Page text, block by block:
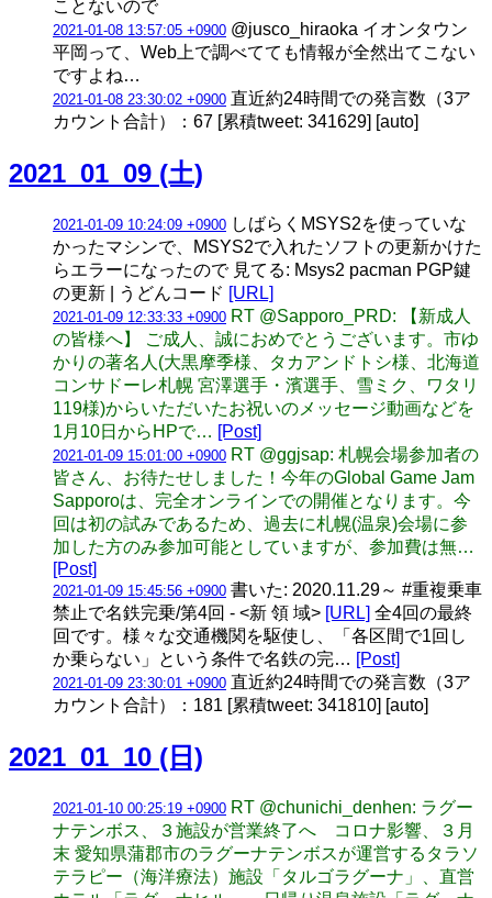
ことないので
2021-01-08 13:57:05 +0900 @jusco_hiraoka イオンタウン
平岡って、Web上で調べてても情報が全然出てこない
ですよね…
2021-01-08 23:30:02 +0900 直近約24時間での発言数（3ア
カウント合計）：67 [累積tweet: 341629] [auto]
2021_01_09 (土)
2021-01-09 10:24:09 +0900 しばらくMSYS2を使っていな
かったマシンで、MSYS2で入れたソフトの更新かけた
らエラーになったので 見てる: Msys2 pacman PGP鍵
の更新 | うどんコード [URL]
2021-01-09 12:33:33 +0900 RT @Sapporo_PRD: 【新成人
の皆様へ】 ご成人、誠におめでとうございます。市ゆ
かりの著名人(大黒摩季様、タカアンドトシ様、北海道
コンサドーレ札幌 宮澤選手・濱選手、雪ミク、ワタリ
119様)からいただいたお祝いのメッセージ動画などを
1月10日からHPで… [Post]
2021-01-09 15:01:00 +0900 RT @ggjsap: 札幌会場参加者の
皆さん、お待たせしました！今年のGlobal Game Jam
Sapporoは、完全オンラインでの開催となります。今
回は初の試みであるため、過去に札幌(温泉)会場に参
加した方のみ参加可能としていますが、参加費は無…
[Post]
2021-01-09 15:45:56 +0900 書いた: 2020.11.29～ #重複乗車
禁止で名鉄完乗/第4回 - <新 領 域> [URL] 全4回の最終
回です。様々な交通機関を駆使し、「各区間で1回し
か乗らない」という条件で名鉄の完… [Post]
2021-01-09 23:30:01 +0900 直近約24時間での発言数（3ア
カウント合計）：181 [累積tweet: 341810] [auto]
2021_01_10 (日)
2021-01-10 00:25:19 +0900 RT @chunichi_denhen: ラグー
ナテンボス、３施設が営業終了へ コロナ影響、３月
末 愛知県蒲郡市のラグーナテンボスが運営するタラソ
テラピー（海洋療法）施設「タルゴラグーナ」、直営